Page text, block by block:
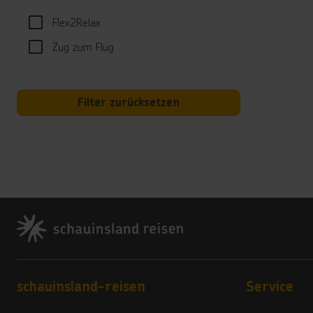
Flex2Relax
Zug zum Flug
Filter zurücksetzen
Footer
Footer navigation
schauinsland-reisen Service